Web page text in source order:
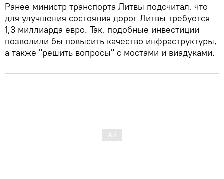
Ранее министр транспорта Литвы подсчитал, что
для улучшения состояния дорог Литвы требуется
1,3 миллиарда евро. Так, подобные инвестиции
позволили бы повысить качество инфраструктуры,
а также "решить вопросы" с мостами и виадуками.